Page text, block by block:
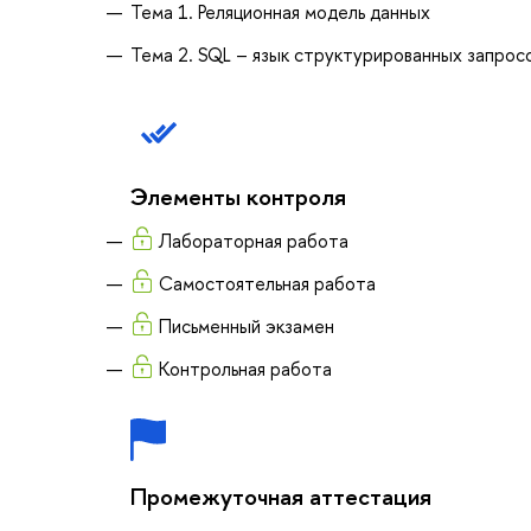
Тема 1. Реляционная модель данных
Тема 2. SQL – язык структурированных
Элементы контроля
Лабораторная работа
Самостоятельная работа
Письменный экзамен
Контрольная работа
Промежуточная аттестация